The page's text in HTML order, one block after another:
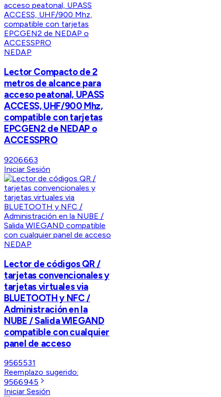
NEDAP
Lector Compacto de 2
metros de alcance para
acceso peatonal, UPASS
ACCESS, UHF/900 Mhz,
compatible con tarjetas
EPCGEN2 de NEDAP o
ACCESSPRO
9206663
Iniciar Sesión
NEDAP
Lector de códigos QR /
tarjetas convencionales y
tarjetas virtuales via
BLUETOOTH y NFC /
Administración en la
NUBE / Salida WIEGAND
compatible con cualquier
panel de acceso
9565531
Reemplazo sugerido:
9566945
Iniciar Sesión